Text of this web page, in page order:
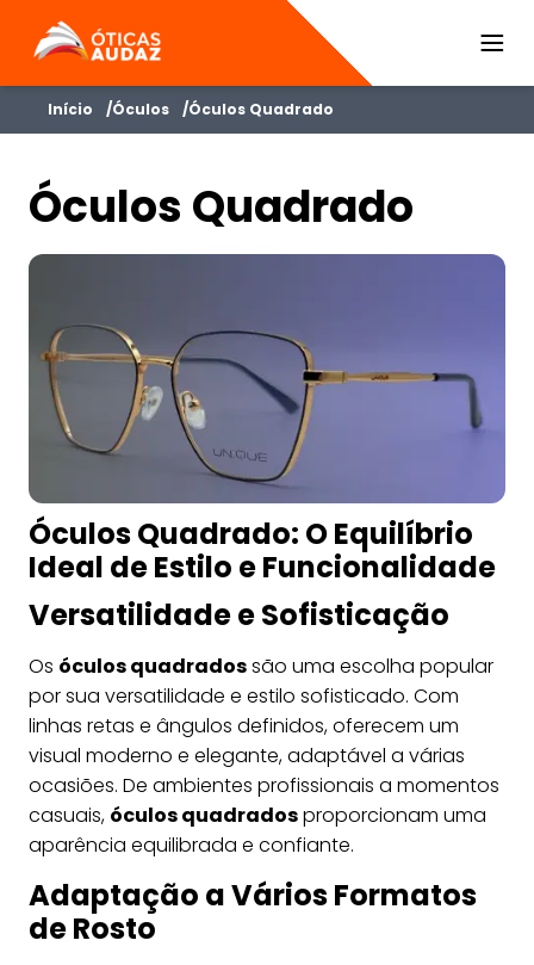
ÓTICAS AUDAZ
Início Óculos Óculos Quadrado
Óculos Quadrado
Óculos Quadrado: O Equilíbrio
Ideal de Estilo e Funcionalidade
Versatilidade e Sofisticação
Os óculos quadradossão uma escolha popular
por sua versatilidade e estilo sofisticado. Com
linhas retas e ângulos definidos, oferecem um
visual moderno e elegante, adaptável a várias
ocasiões. De ambientes profissionais a momentos
casuais, óculos quadradosproporcionam uma
aparência equilibrada e confiante.
Adaptação a Vários Formatos
de Rosto